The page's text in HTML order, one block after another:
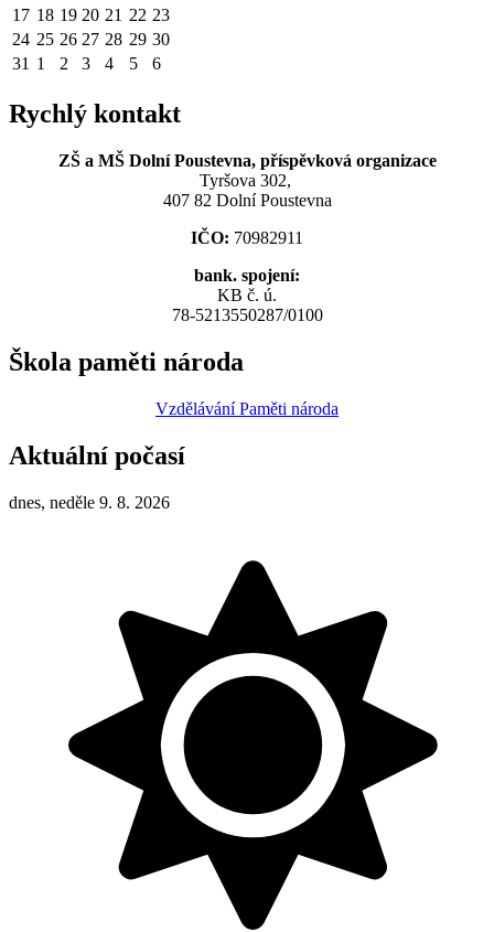
17 18 19 20 21 22 23
24 25 26 27 28 29 30
31 1 2 3 4 5 6
Rychlý kontakt
ZŠ a MŠ Dolní Poustevna, příspěvková organizace
Tyršova 302,
407 82 Dolní Poustevna
IČO: 70982911
bank. spojení:
KB č. ú.
78-5213550287/0100
Škola paměti národa
Vzdělávání Paměti národa
Aktuální počasí
dnes, neděle 9. 8. 2026